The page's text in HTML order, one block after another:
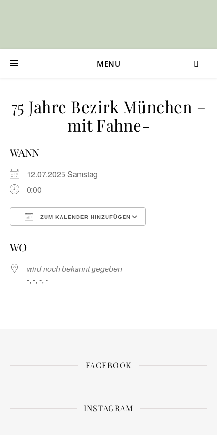
MENU
75 Jahre Bezirk München –
mit Fahne-
WANN
12.07.2025 Samstag
0:00
ZUM KALENDER HINZUFÜGEN
WO
wird noch bekannt gegeben
-, -, -, -
FACEBOOK
INSTAGRAM